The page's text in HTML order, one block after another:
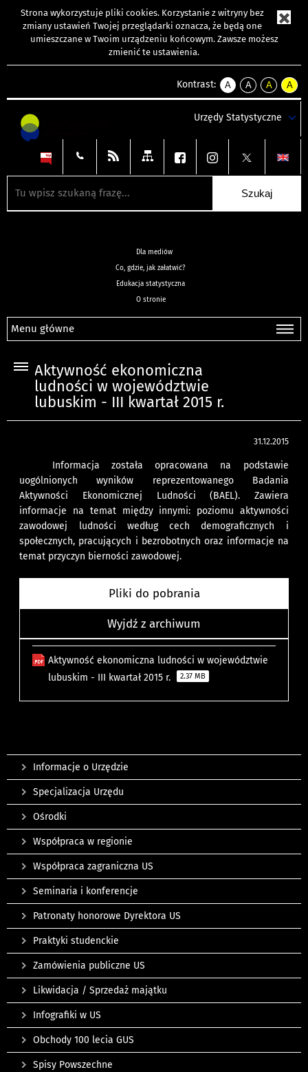
Strona wykorzystuje pliki cookies. Korzystanie z witryny bez
zmiany ustawień Twojej przeglądarki oznacza, że będą one
umieszczane w Twoim urządzeniu końcowym. Zawsze możesz
zmienić te ustawienia.
Kontrast:
A
kontrast
A
kontrast
tekst
czarnym
A
kontrast
tekst
czarnym
A
tekst
żółtym
Urzędy Statystyczne
Dla mediów
Co, gdzie, jak załatwić?
Edukacja statystyczna
O stronie
Menu główne
Aktywność ekonomiczna
ludności w województwie
lubuskim - III kwartał 2015 r.
31.12.2015
Informacja została opracowana na podstawie
uogólnionych wyników reprezentowanego Badania
Aktywności Ekonomicznej Ludności (BAEL). Zawiera
informacje na temat między innymi: poziomu aktywności
zawodowej ludności według cech demograficznych i
społecznych, pracujących i bezrobotnych oraz informacje na
temat przyczyn bierności zawodowej.
Pliki do pobrania
Wyjdź z archiwum
Aktywność ekonomiczna ludności w województwie
lubuskim - III kwartał 2015 r.
2.37 MB
Informacje o Urzędzie
Specjalizacja Urzędu
Ośrodki
Współpraca w regionie
Współpraca zagraniczna US
Seminaria i konferencje
Patronaty honorowe Dyrektora US
Praktyki studenckie
Zamówienia publiczne US
Likwidacja / Sprzedaż majątku
Infografiki w US
Obchody 100 lecia GUS
Spisy Powszechne